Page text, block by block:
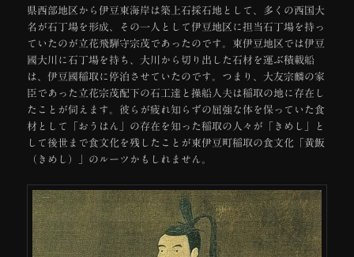
県西部地区から伊豆東海岸は築上石採石地として、多くの西国大
名が石丁場を形成、その一人として伊豆地区に担当石丁場を持っ
ていたのが立花飛騨守宗茂であったのです。東伊豆地区では伊豆
國大川に石丁場を持ち、大川から切り出した石材を運ぶ積載船
は、伊豆國稲取に停泊させていたのです。つまり、大友宗麟の家
臣であった立花宗茂配下の石工達と操船人夫は稲取の地に存在し
たことが伺えます。彼らが疲れ知らずの屈強な体を保っていた食
材として「おうはん」の存在を知った稲取の人々が「きめし」と
して後世まで食文化を残したことが東伊豆町稲取の食文化「黄飯
（きめし）」のルーツかもしれません。